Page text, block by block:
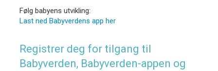
Følg babyens utvikling:
Last ned Babyverdens app her
Registrer deg for tilgang til
Babyverden, Babyverden-appen og